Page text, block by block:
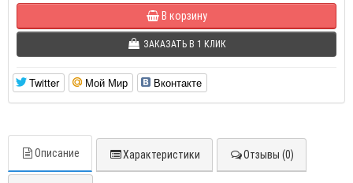
В корзину
ЗАКАЗАТЬ В 1 КЛИК
Twitter Мой Мир Вконтакте
Описание Характеристики Отзывы (0)